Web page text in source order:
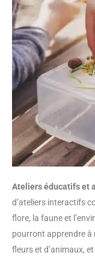
Ateliers éducatifs et
d’ateliers interactifs
flore, la faune et
pourront apprendre à
fleurs et d’animaux,